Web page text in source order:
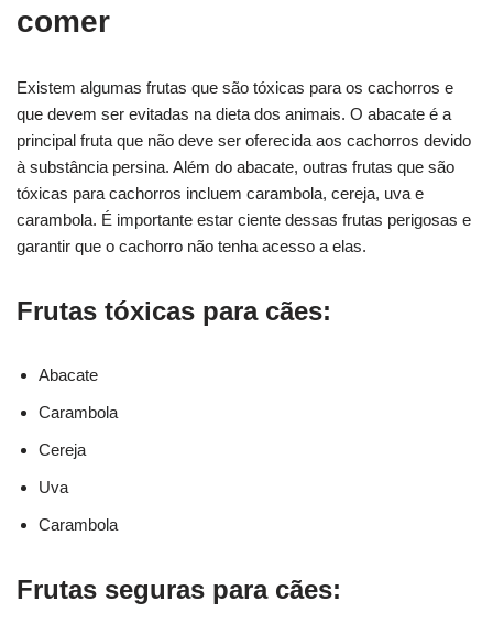
comer
Existem algumas frutas que são tóxicas para os cachorros e
que devem ser evitadas na dieta dos animais. O abacate é a
principal fruta que não deve ser oferecida aos cachorros devido
à substância persina. Além do abacate, outras frutas que são
tóxicas para cachorros incluem carambola, cereja, uva e
carambola. É importante estar ciente dessas frutas perigosas e
garantir que o cachorro não tenha acesso a elas.
Frutas tóxicas para cães:
Abacate
Carambola
Cereja
Uva
Carambola
Frutas seguras para cães: